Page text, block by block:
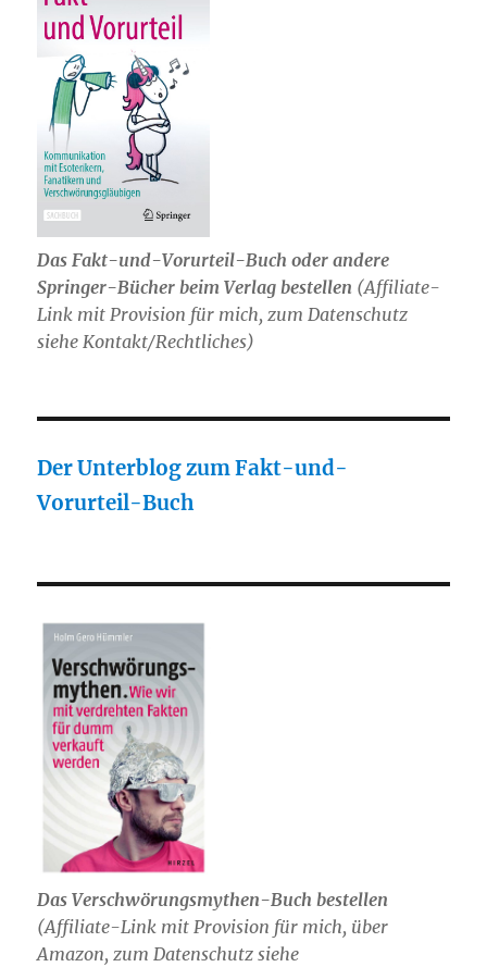
Das Fakt-und-Vorurteil-Buch oder andere
Springer-Bücher beim Verlag bestellen (Affiliate-
Link mit Provision für mich, zum Datenschutz
siehe Kontakt/Rechtliches)
Der Unterblog zum Fakt-und-
Vorurteil-Buch
Das Verschwörungsmythen-Buch bestellen
(Affiliate-Link mit Provision für mich, über
Amazon, zum Datenschutz siehe